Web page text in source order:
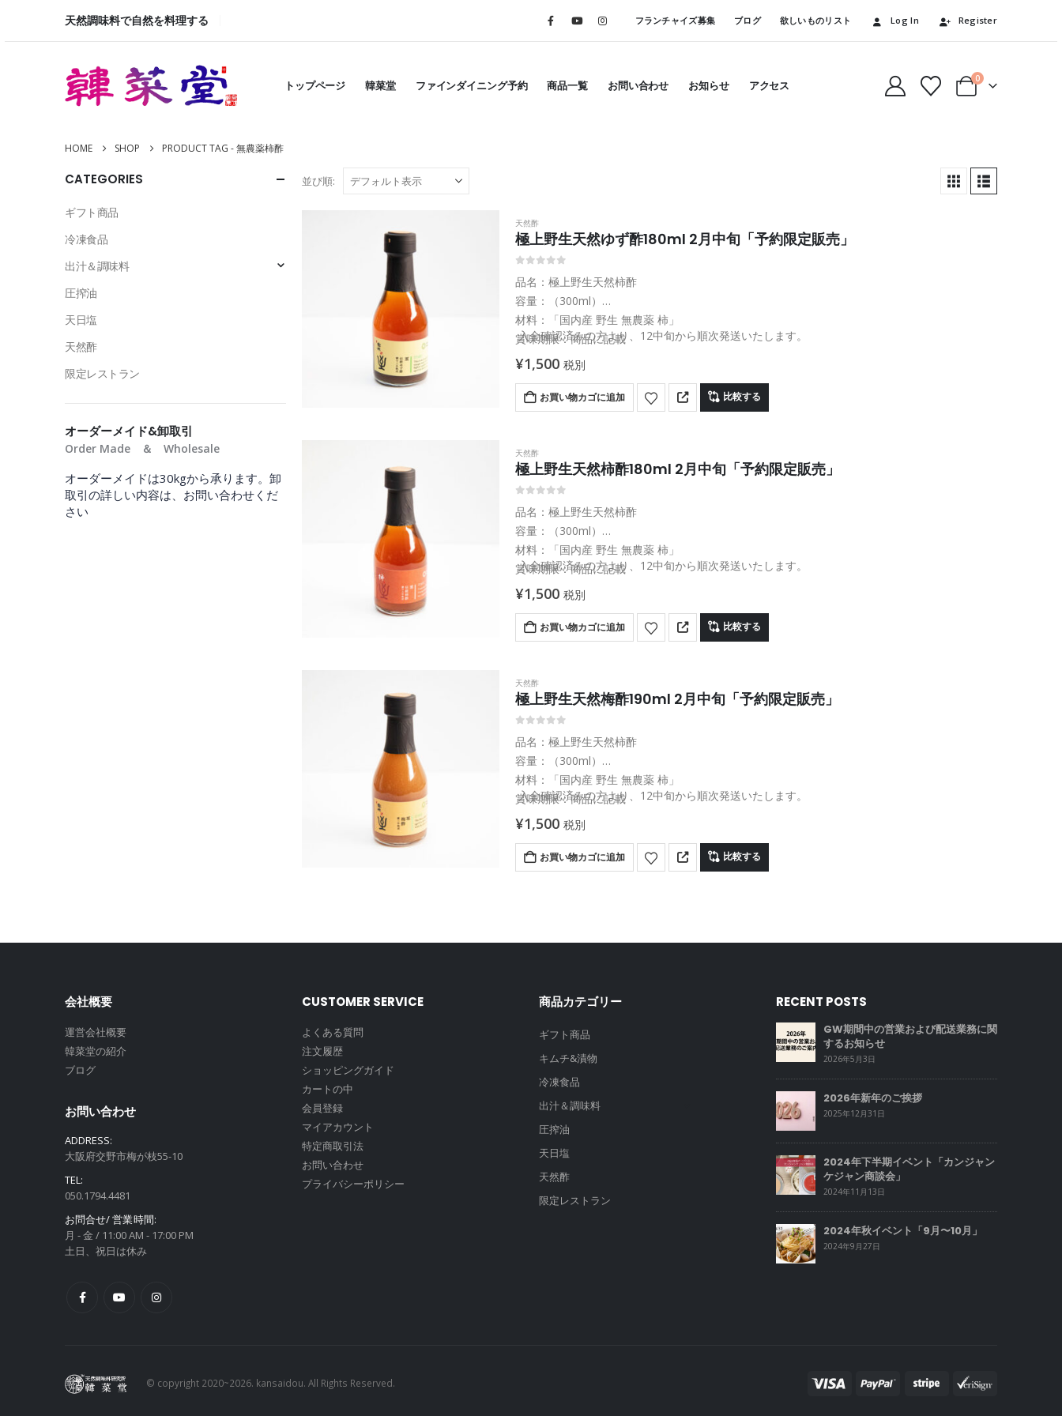
天然調味料で自然を料理する フランチャイズ募集 ブログ 欲しいものリスト Log In Register
トップページ 韓菜堂 ファインダイニング予約 商品一覧 お問い合わせ お知らせ アクセス 0
HOME SHOP PRODUCT TAG -無農薬柿酢
並び順:
天然酢
極上野生天然ゆず酢180ml 2月中旬「予約限定販売」
品名：極上野生天然柿酢
容量：（300ml）
材料：「国内産 野生 無農薬 柿」
賞味期限：商品に記載
熟成期間：６ヶ月
入金確認済みの方より、12中旬から順次発送いたします。
¥1,500 税別
お買い物カゴに追加 比較する
天然酢
極上野生天然柿酢180ml 2月中旬「予約限定販売」
品名：極上野生天然柿酢
容量：（300ml）
材料：「国内産 野生 無農薬 柿」
賞味期限：商品に記載
熟成期間：６ヶ月
入金確認済みの方より、12中旬から順次発送いたします。
¥1,500 税別
お買い物カゴに追加 比較する
天然酢
極上野生天然梅酢190ml 2月中旬「予約限定販売」
品名：極上野生天然柿酢
容量：（300ml）
材料：「国内産 野生 無農薬 柿」
賞味期限：商品に記載
熟成期間：６ヶ月
入金確認済みの方より、12中旬から順次発送いたします。
¥1,500 税別
お買い物カゴに追加 比較する
CATEGORIES
ギフト商品
冷凍食品
出汁＆調味料
圧搾油
天日塩
天然酢
限定レストラン
オーダーメイド&卸取引
Order Made ＆ Wholesale
オーダーメイドは30kgから承ります。卸
取引の詳しい内容は、お問い合わせくだ
さい
会社概要
運営会社概要
韓菜堂の紹介
ブログ
お問い合わせ
ADDRESS:
大阪府交野市梅が枝55-10
TEL:
050.1794.4481
お問合せ/ 営業時間:
月 - 金 / 11:00 AM - 17:00 PM
土日、祝日は休み
CUSTOMER SERVICE
よくある質問
注文履歴
ショッピングガイド
カートの中
会員登録
マイアカウント
特定商取引法
お問い合わせ
プライバシーポリシー
商品カテゴリー
ギフト商品
キムチ&漬物
冷凍食品
出汁＆調味料
圧搾油
天日塩
天然酢
限定レストラン
RECENT POSTS
GW期間中の営業および配送業務に関
するお知らせ
2026年5月3日
2026年新年のご挨拶
2025年12月31日
2024年下半期イベント「カンジャン
ケジャン商談会」
2024年11月13日
2024年秋イベント「9月〜10月」
2024年9月27日
© copyright 2020~2026. kansaidou. All Rights Reserved.